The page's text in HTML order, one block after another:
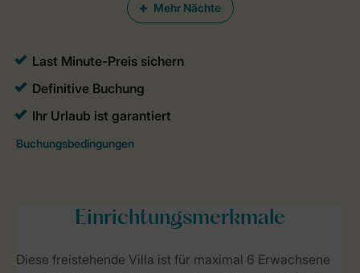
Mehr Nächte
Einrichtungsmerkmale
Diese freistehende Villa ist für maximal 6 Erwachsene